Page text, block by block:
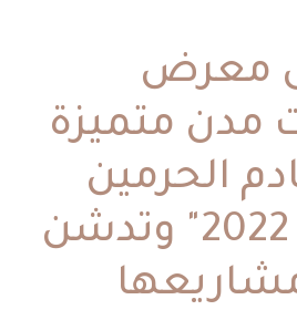
معرض
مدن متميزة
الحرمين
الشريفين 2022" وتدشن